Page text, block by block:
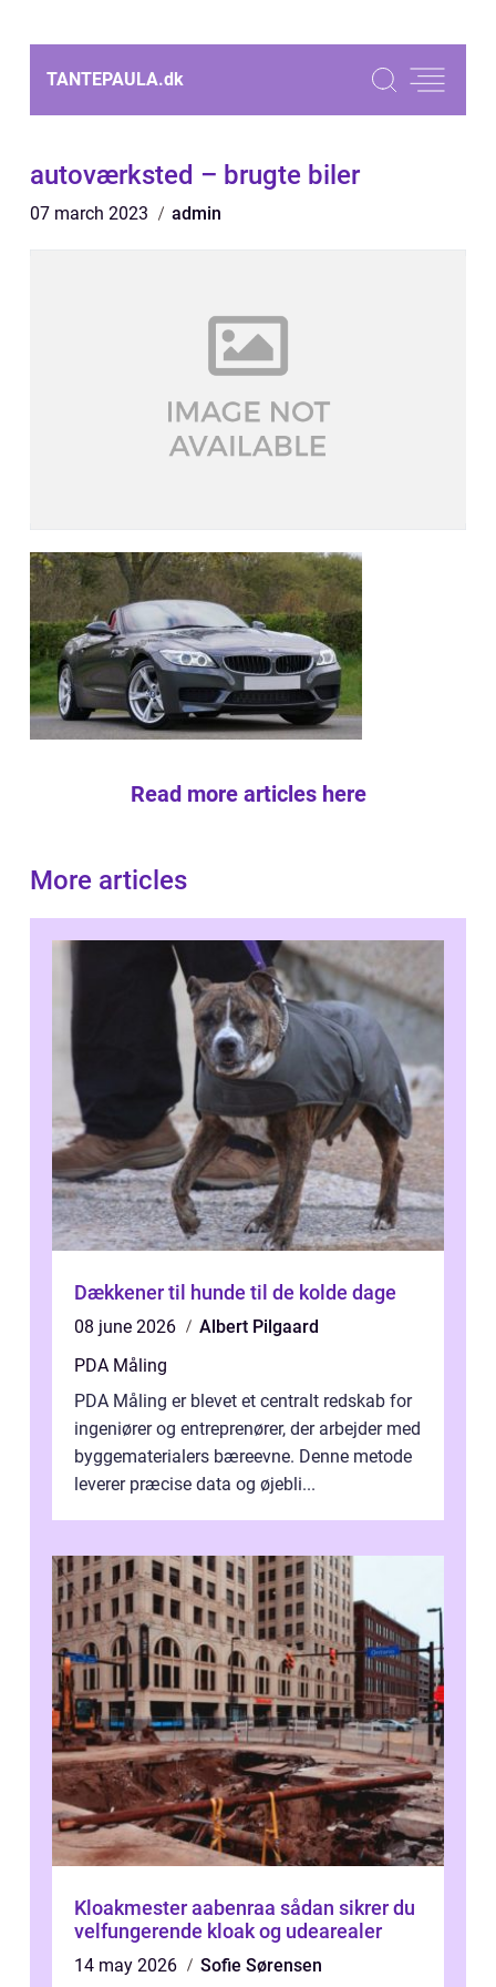
TANTEPAULA.dk
autoværksted – brugte biler
07 march 2023 admin
Read more articles here
More articles
Dækkener til hunde til de kolde dage
08 june 2026
Albert Pilgaard
PDA Måling
PDA Måling er blevet et centralt redskab for
ingeniører og entreprenører, der arbejder med
byggematerialers bæreevne. Denne metode
leverer præcise data og øjebli...
Kloakmester aabenraa sådan sikrer du
velfungerende kloak og udearealer
14 may 2026 Sofie Sørensen